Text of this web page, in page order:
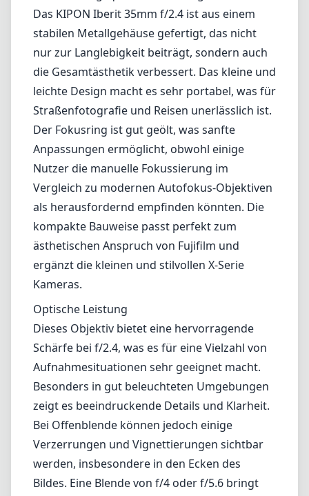
Reihe, die sich hauptsächlich an Fotografen
richtet, die Wert auf kompaktes Design und
klassischen Stil in ihrem Equipment legen.
Bekannt für seine manuelle Fokusierung zielt
dieses Objektiv auf Enthusiasten ab, die das
haptische Erlebnis beim Gestalten eines Bildes
schätzen, ohne sich stark auf Autofokus zu
verlassen.
Verarbeitungsqualität und Design
Das KIPON Iberit 35mm f/2.4 ist aus einem
stabilen Metallgehäuse gefertigt, das nicht
nur zur Langlebigkeit beiträgt, sondern auch
die Gesamtästhetik verbessert. Das kleine und
leichte Design macht es sehr portabel, was für
Straßenfotografie und Reisen unerlässlich ist.
Der Fokusring ist gut geölt, was sanfte
Anpassungen ermöglicht, obwohl einige
Nutzer die manuelle Fokussierung im
Vergleich zu modernen Autofokus-Objektiven
als herausfordernd empfinden könnten. Die
kompakte Bauweise passt perfekt zum
ästhetischen Anspruch von Fujifilm und
ergänzt die kleinen und stilvollen X-Serie
Kameras.
Optische Leistung